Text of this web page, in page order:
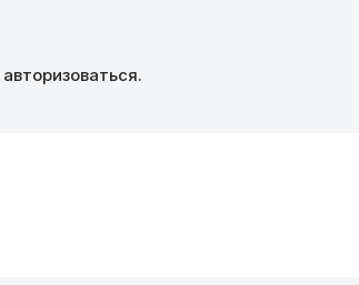
авторизоваться.